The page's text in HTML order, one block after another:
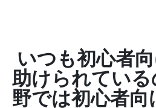
いつも初心者
助けられてい
野では初心者向